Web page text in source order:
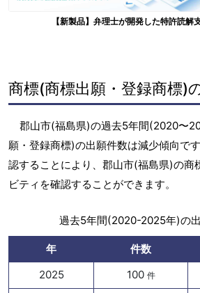
【新製品】弁理士が開発した特許読解
商標(商標出願・登録商標)
郡山市(福島県)の過去5年間(2020〜
願・登録商標)の出願件数は減少傾向で
認することにより、郡山市(福島県)の商
ビティを確認することができます。
過去5年間(2020-2025年)の
年 件数
2025
100 件